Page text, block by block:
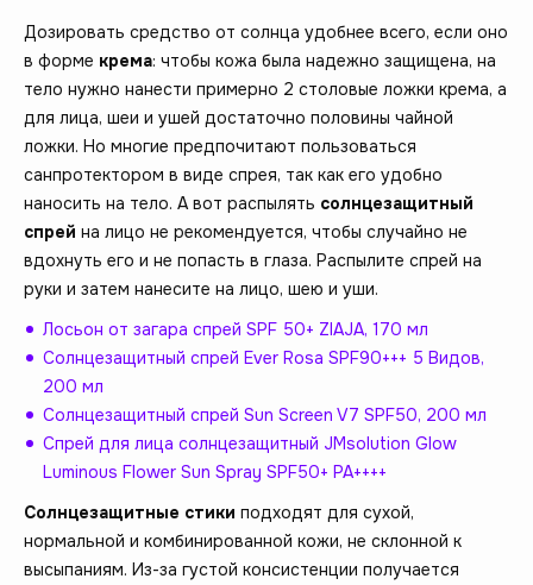
Дозировать средство от солнца удобнее всего, если оно
в форме крема: чтобы кожа была надежно защищена, на
тело нужно нанести примерно 2 столовые ложки крема, а
для лица, шеи и ушей достаточно половины чайной
ложки. Но многие предпочитают пользоваться
санпротектором в виде спрея, так как его удобно
наносить на тело. А вот распылять солнцезащитный
спрей на лицо не рекомендуется, чтобы случайно не
вдохнуть его и не попасть в глаза. Распылите спрей на
руки и затем нанесите на лицо, шею и уши.
Лосьон от загара спрей SPF 50+ ZIAJA, 170 мл
Солнцезащитный спрей Ever Rosa SPF90+++ 5 Видов,
200 мл
Солнцезащитный спрей Sun Screen V7 SPF50, 200 мл
Спрей для лица солнцезащитный JMsolution Glow
Luminous Flower Sun Spray SPF50+ PA++++
Солнцезащитные стики подходят для сухой,
нормальной и комбинированной кожи, не склонной к
высыпаниям. Из-за густой консистенции получается